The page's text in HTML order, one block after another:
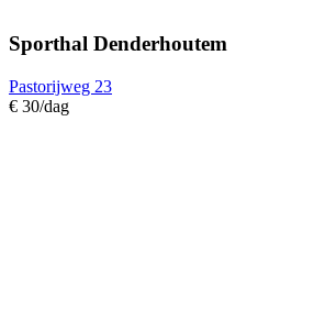
Sporthal Denderhoutem
Pastorijweg 23
€ 30/dag